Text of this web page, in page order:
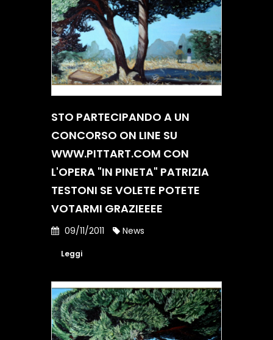
STO PARTECIPANDO A UN
CONCORSO ON LINE SU
WWW.PITTART.COM CON
L'OPERA "IN PINETA" PATRIZIA
TESTONI SE VOLETE POTETE
VOTARMI GRAZIEEEE
09/11/2011 News
Leggi